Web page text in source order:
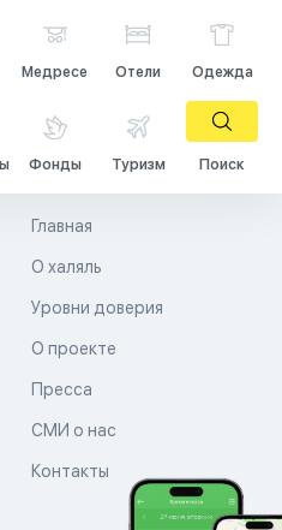
Медресе Отели Одежда
Фонды Туризм Поиск
Главная
О халяль
Уровни доверия
О проекте
Пресса
СМИ о нас
Контакты